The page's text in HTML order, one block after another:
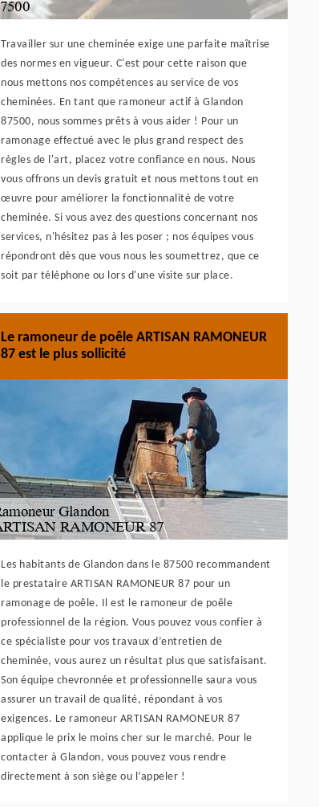
Travailler sur une cheminée exige une parfaite maîtrise
des normes en vigueur. C'est pour cette raison que
nous mettons nos compétences au service de vos
cheminées. En tant que ramoneur actif à Glandon
87500, nous sommes prêts à vous aider ! Pour un
ramonage effectué avec le plus grand respect des
règles de l'art, placez votre confiance en nous. Nous
vous offrons un devis gratuit et nous mettons tout en
œuvre pour améliorer la fonctionnalité de votre
cheminée. Si vous avez des questions concernant nos
services, n'hésitez pas à les poser ; nos équipes vous
répondront dès que vous nous les soumettrez, que ce
soit par téléphone ou lors d'une visite sur place.
Le ramoneur de poêle ARTISAN RAMONEUR
87 est le plus sollicité
Les habitants de Glandon dans le 87500 recommandent
le prestataire ARTISAN RAMONEUR 87 pour un
ramonage de poêle. Il est le ramoneur de poêle
professionnel de la région. Vous pouvez vous confier à
ce spécialiste pour vos travaux d’entretien de
cheminée, vous aurez un résultat plus que satisfaisant.
Son équipe chevronnée et professionnelle saura vous
assurer un travail de qualité, répondant à vos
exigences. Le ramoneur ARTISAN RAMONEUR 87
applique le prix le moins cher sur le marché. Pour le
contacter à Glandon, vous pouvez vous rendre
directement à son siège ou l’appeler !